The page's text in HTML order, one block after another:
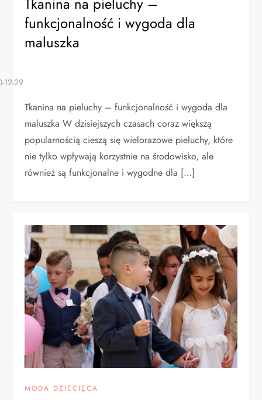
funkcjonalność i wygoda dla
maluszka
Tkanina na pieluchy – funkcjonalność i wygoda dla
maluszka W dzisiejszych czasach coraz większą
popularnością cieszą się wielorazowe pieluchy, które
nie tylko wpływają korzystnie na środowisko, ale
również są funkcjonalne i wygodne dla […]
MODA DZIECIĘCA